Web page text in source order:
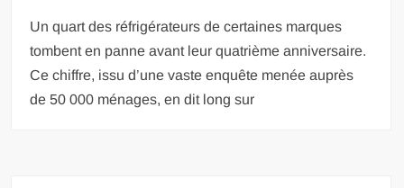
Un quart des réfrigérateurs de certaines marques
tombent en panne avant leur quatrième anniversaire.
Ce chiffre, issu d’une vaste enquête menée auprès
de 50 000 ménages, en dit long sur